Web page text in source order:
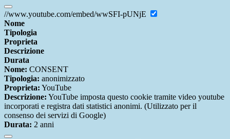
//www.youtube.com/embed/wwSFI-pUNjE
Nome
Tipologia
Proprieta
Descrizione
Durata
Nome: CONSENT
Tipologia: anonimizzato
Proprieta: YouTube
Descrizione: YouTube imposta questo cookie tramite video youtube
incorporati e registra dati statistici anonimi. (Utilizzato per il
consenso dei servizi di Google)
Durata: 2 anni